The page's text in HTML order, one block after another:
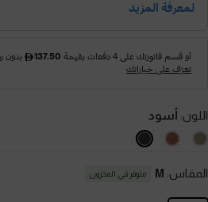
اللون: أسود
المقاس: M متوفر في المخزون